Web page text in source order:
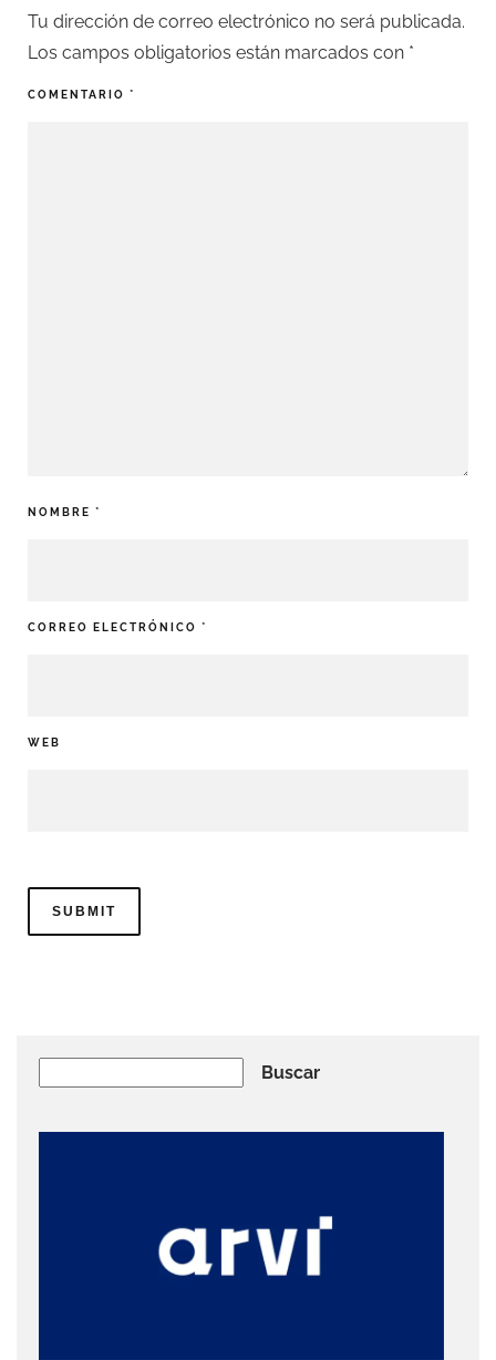
Tu dirección de correo electrónico no será publicada.
Los campos obligatorios están marcados con *
COMENTARIO *
NOMBRE *
CORREO ELECTRÓNICO *
WEB
Buscar